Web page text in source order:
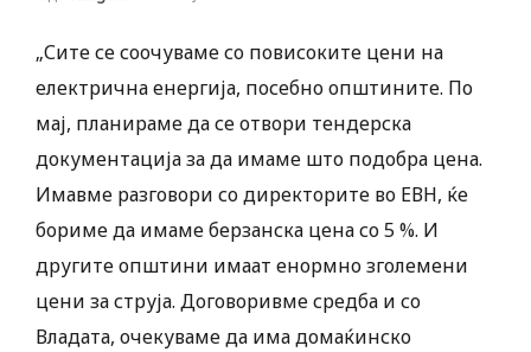
„Сите се соочуваме со повисоките цени на
електрична енергија, посебно општините. По
мај, планираме да се отвори тендерска
документација за да имаме што подобра цена.
Имавме разговори со директорите во ЕВН, ќе
бориме да имаме берзанска цена со 5 %. И
другите општини имаат енормно зголемени
цени за струја. Договоривме средба и со
Владата, очекуваме да има домаќинско